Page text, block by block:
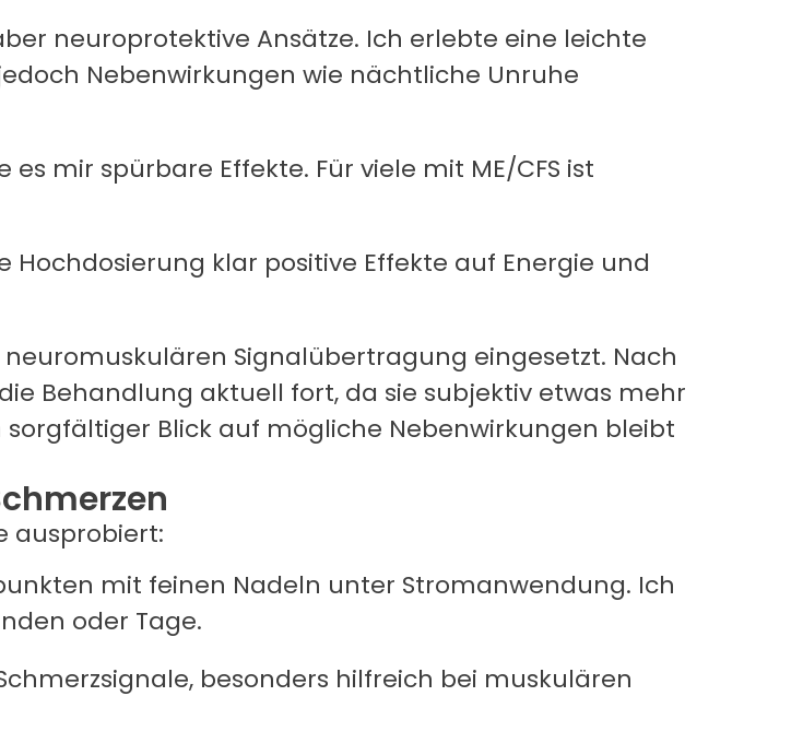
neuroprotektive Ansätze. Ich erlebte eine leichte
Nebenwirkungen wie nächtliche Unruhe
mir spürbare Effekte. Für viele mit ME/CFS ist
Hochdosierung klar positive Effekte auf Energie und
Signalübertragung eingesetzt. Nach
Behandlung aktuell fort, da sie subjektiv etwas mehr
sorgfältiger Blick auf mögliche Nebenwirkungen bleibt
ausprobiert:
mit feinen Nadeln unter Stromanwendung. Ich
oder Tage.
besonders hilfreich bei muskulären